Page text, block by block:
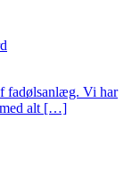
fadølsanlæg. Vi har
med alt […]